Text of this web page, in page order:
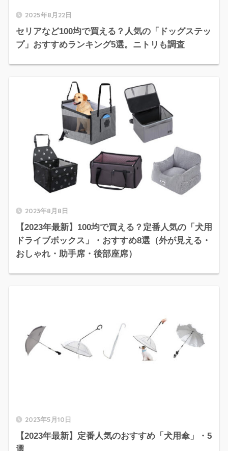
2025年8月22日
セリアなど100均で買える？人気の「ドッグステッ
プ」おすすめランキング5選。ニトリも調査
2023年8月8日
【2023年最新】100均で買える？定番人気の「犬用
ドライブボックス」・おすすめ8選（外が見える・
おしゃれ・助手席・後部座席）
2023年5月10日
【2023年最新】定番人気のおすすめ「犬用傘」・5